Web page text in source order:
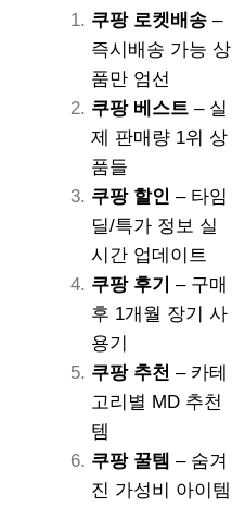
쿠팡 로켓배송 –
즉시배송 가능 상
품만 엄선
쿠팡 베스트 – 실
제 판매량 1위 상
품들
쿠팡 할인 – 타임
딜/특가 정보 실
시간 업데이트
쿠팡 후기
– 구매
후 1개월 장기 사
용기
쿠팡 추천 – 카테
고리별 MD 추천
템
쿠팡 꿀템 – 숨겨
진 가성비 아이템